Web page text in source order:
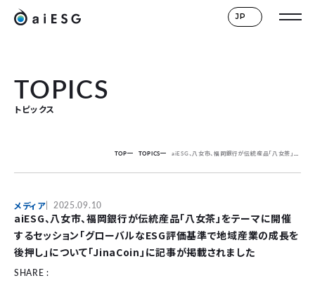
JP
TOPICS
トピックス
TOP TOPICS aiESG、八女市、福岡銀行が伝統産品「八女茶」をテーマに開催するセッション「グローバルなESG評価基準で地域産業の成長を後押し」について「JinaCoin」に記事が掲載されました
メディア 2025.09.10
aiESG、八女市、福岡銀行が伝統産品「八女茶」をテーマに開催
するセッション「グローバルなESG評価基準で地域産業の成長を
後押し」について「JinaCoin」に記事が掲載されました
SHARE :